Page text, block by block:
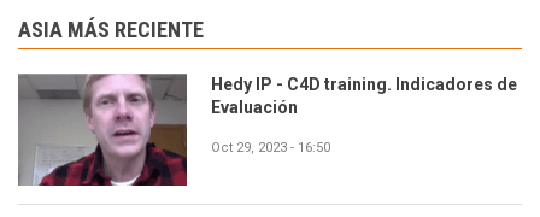
ASIA MÁS RECIENTE
Hedy IP - C4D training. Indicadores de
Evaluación
Oct 29, 2023 - 16:50